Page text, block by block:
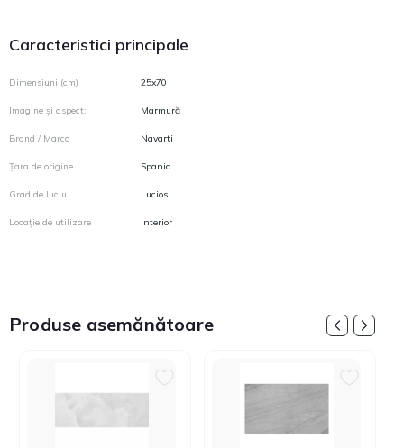
Caracteristici principale
Dimensiuni (cm) 25x70
Imagine și aspect: Marmură
Brand / Marca Navarti
Țara de origine Spania
Grad de luciu Lucios
Locație de utilizare Interior
Produse asemănătoare